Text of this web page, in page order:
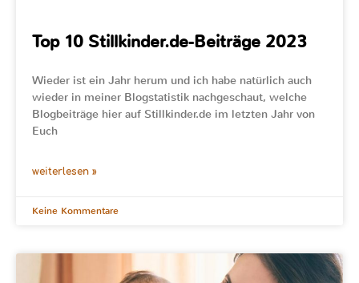
Top 10 Stillkinder.de-Beiträge 2023
Wieder ist ein Jahr herum und ich habe natürlich auch
wieder in meiner Blogstatistik nachgeschaut, welche
Blogbeiträge hier auf Stillkinder.de im letzten Jahr von
Euch
weiterlesen »
Keine Kommentare